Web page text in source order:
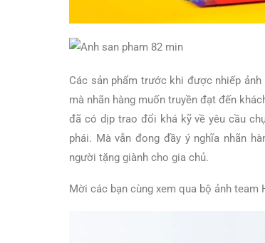
Các sản phẩm trước khi được nhiếp
mà nhãn hàng muốn truyền đạt đến
đã có dịp trao đổi khá kỹ về yêu cầu
phái. Mà vẫn đong đầy ý nghĩa nhãn
người tặng giành cho gia chủ.
Mời các bạn cùng xem qua bộ ảnh team